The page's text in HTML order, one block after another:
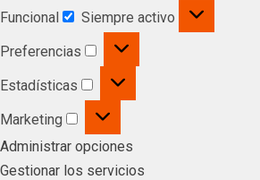
Funcional
Siempre activo
Preferencias
Estadísticas
Marketing
Administrar opciones
Gestionar los servicios